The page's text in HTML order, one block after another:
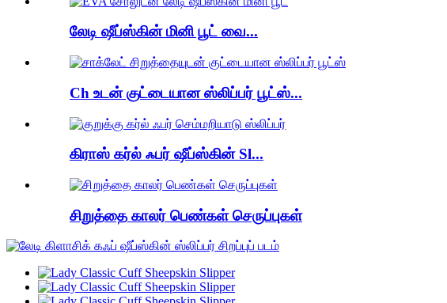
லேடி ஷீப்ஸ்கின் மினி பூட் வை...
Ch உடன் குட்டையான ஸ்லிப்பர் பூட்ஸ்...
கிராஸ் கர்ல் ஃபர் ஷீப்ஸ்கின் Sl...
சிறுத்தை காலர் பெண்கள் செருப்புகள்